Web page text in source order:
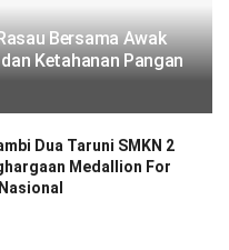
Bersama Awak
Ketahanan Pangan
Dua Taruni SMKN 2
Medallion For